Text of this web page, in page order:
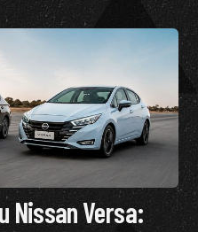
Nissan Versa: